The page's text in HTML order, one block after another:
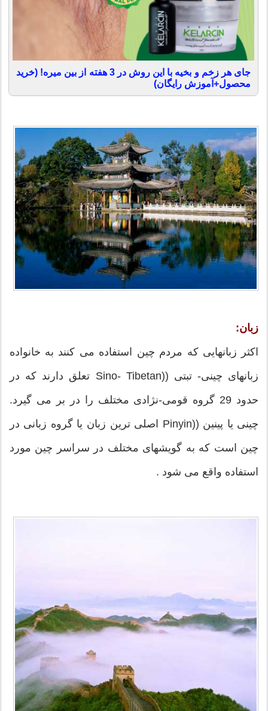
جای هر زخم و بخیه با این روش در 3 هفته از بین میره! (خرید
محصول+آموزش رایگان)
زبان:
اکثر زبانهایی که مردم چین استفاده می کنند به خانواده
زبانهای چینی- تبتی ((Sino- Tibetan تعلق دارند که در
حدود 29 گروه قومی-نژادی مختلف را در بر می گیرد.
چینی یا پینین ((Pinyin اصلی ترین زبان یا گروه زبانی در
چین است که به گویشهای مختلف در سراسر چین مورد
استفاده واقع می شود .